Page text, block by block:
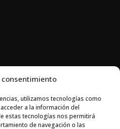
consentimiento
utilizamos tecnologías como
a la información del
estas tecnologías nos permitirá
de navegación o las